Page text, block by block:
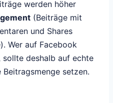
werden höher
(Beiträge mit
und Shares
Wer auf Facebook
sollte deshalb auf echte
setzen.